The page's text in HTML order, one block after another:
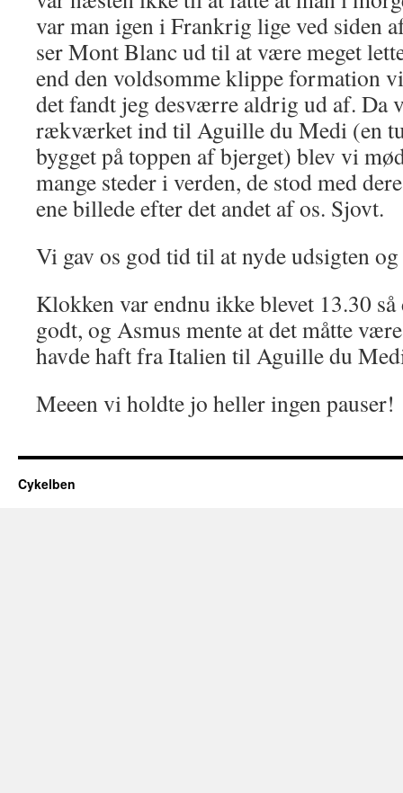
var man igen i Frankrig lige ved siden
ser Mont Blanc ud til at være meget
end den voldsomme klippe formation
det fandt jeg desværre aldrig ud af. Da
rækværket ind til Aguille du Medi (en
bygget på toppen af bjerget) blev vi
mange steder i verden, de stod med
ene billede efter det andet af os. Sjovt.
Vi gav os god tid til at nyde udsigten
Klokken var endnu ikke blevet 13.30
godt, og Asmus mente at det måtte
havde haft fra Italien til Aguille du
Meeen vi holdte jo heller ingen pauser!
Cykelben